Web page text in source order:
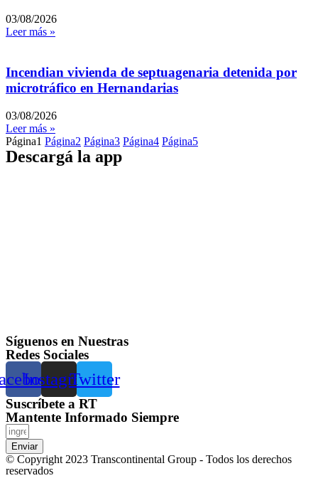
03/08/2026
Leer más »
Incendian vivienda de septuagenaria detenida por
microtráfico en Hernandarias
03/08/2026
Leer más »
Página1 Página2 Página3 Página4 Página5
Descargá la app
Síguenos en Nuestras
Redes Sociales
InstagramTwitter
Suscríbete a RT
Mantente Informado Siempre
Enviar
© Copyright 2023 Transcontinental Group - Todos los derechos
reservados